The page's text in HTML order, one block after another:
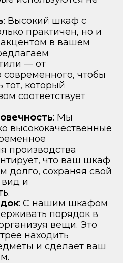
: Высокий шкаф с
практичен, но и
в вашем
— от
современного, чтобы
который
соответствует
: Мы
высококачественные
производства
что ваш шкаф
долго, сохраняя свой
и
: С нашим шкафом
порядок в
вещи. Это
находить
и сделает ваш